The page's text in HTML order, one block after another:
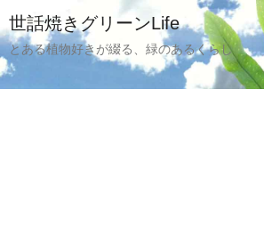
世話焼きグリーンLife
とある植物好きが綴る、緑のあるくらし